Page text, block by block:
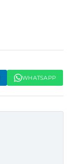
WHATSAPP